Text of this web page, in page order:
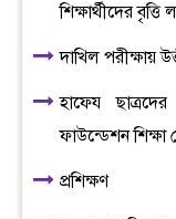
শিক্ষার্থীদের
দাখিল পরীক্ষায়
হাফেয
ফাউন্ডেশন শিক্ষা
প্রশিক্ষণ